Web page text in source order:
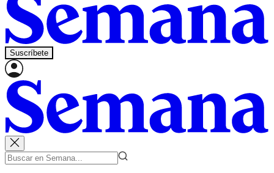
Suscríbete